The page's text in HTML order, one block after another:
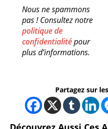
Nous ne spammons
pas ! Consultez notre
politique de
confidentialitépour
plus d’informations.
Partagez sur